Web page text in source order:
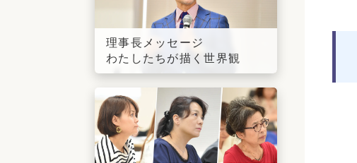
理事長メッセージ
わたしたちが描く世界観